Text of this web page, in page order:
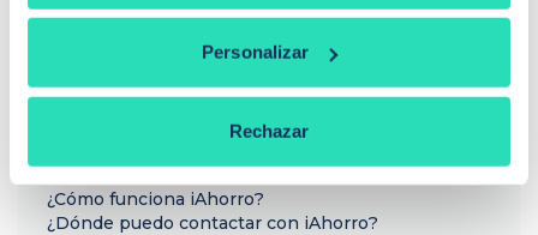
Personalizar
Rechazar
¿Cómo funciona iAhorro?
¿Dónde puedo contactar con iAhorro?
ti
Llamadme